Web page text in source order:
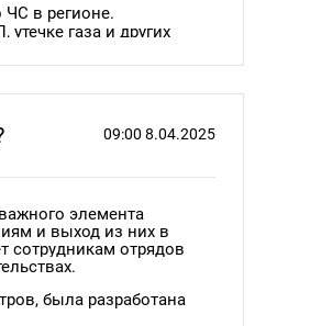
в регионе.
газа и других
рядом с вами.
и будь готов к любой
09:00 8.04.2025
элемента
и выход из них в
сотрудникам отрядов
была разработана